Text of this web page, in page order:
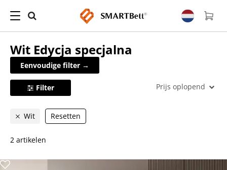
Wit Edycja specjalna
Eenvoudige filter →
Filter Prijs oplopend
Wit Resetten
2 artikelen